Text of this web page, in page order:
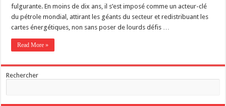
fulgurante. En moins de dix ans, il s’est imposé comme un acteur-clé
du pétrole mondial, attirant les géants du secteur et redistribuant les
cartes énergétiques, non sans poser de lourds défis …
Read More »
Rechercher